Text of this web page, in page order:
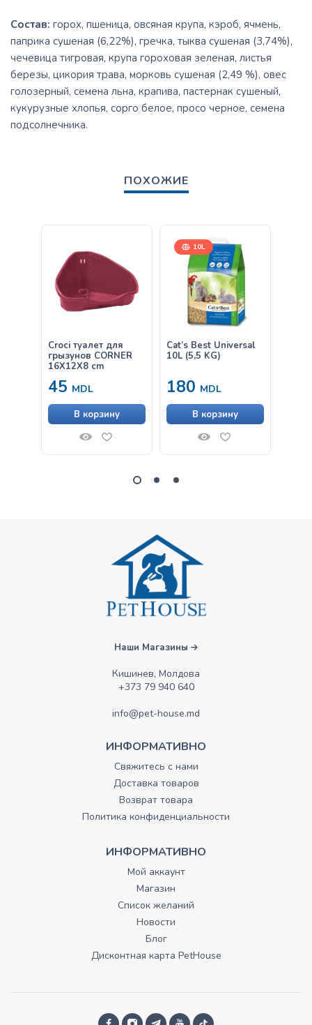
Состав: горох, пшеница, овсяная крупа, кэроб, ячмень,
паприка сушеная (6,22%), гречка, тыква сушеная (3,74%),
чечевица тигровая, крупа гороховая зеленая, листья
березы, цикория трава, морковь сушеная (2,49 %), овес
голозерный, семена льна, крапива, пастернак сушеный,
кукурузные хлопья, сорго белое, просо черное, семена
подсолнечника.
ПОХОЖИЕ
Croci туалет для
грызунов CORNER
16X12X8 cm
45 MDL
В корзину
10L
Cat’s Best Universal
10L (5,5 KG)
180 MDL
В корзину
Наши Магазины
Кишинев, Молдова
+373 79 940 640
info@pet-house.md
ИНФОРМАТИВНО
Свяжитесь с нами
Доставка товаров
Возврат товара
Политика конфиденциальности
ИНФОРМАТИВНО
Мой аккаунт
Магазин
Список желаний
Новости
Блог
Дисконтная карта PetHouse